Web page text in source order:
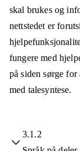
skal brukes og
nettstedet er
fungere med
på siden sørge
med talesyntese.
3.1.2